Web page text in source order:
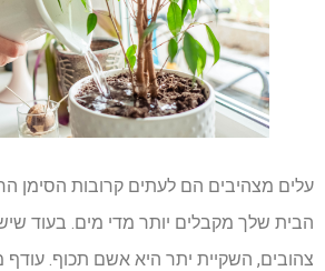
עלים מצהיבים הם לעתים קרובות הסימן
הבית שלך מקבלים יותר מדי מים. בעוד
צהובים, השקיית יתר היא אשם תכוף.